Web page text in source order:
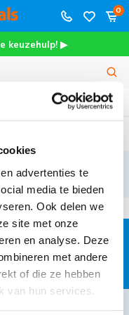
advertenties te
media te bieden
Ook delen we
site met onze
en analyse. Deze
met andere
of die ze hebben
van hun services.
0
keuzehulp! ▶
klanten